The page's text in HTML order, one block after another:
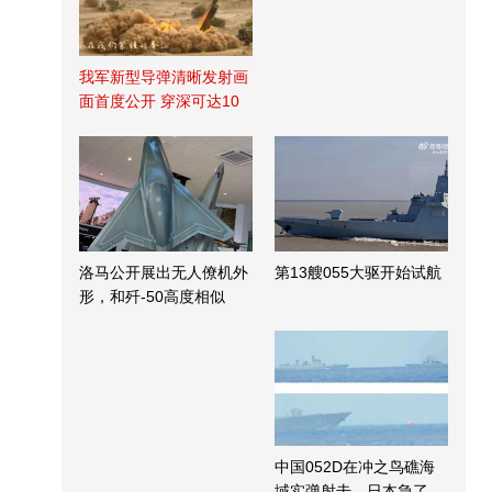
我军新型导弹清晰发射画
面首度公开 穿深可达10
洛马公开展出无人僚机外
形，和歼-50高度相似
第13艘055大驱开始试航
中国052D在冲之鸟礁海